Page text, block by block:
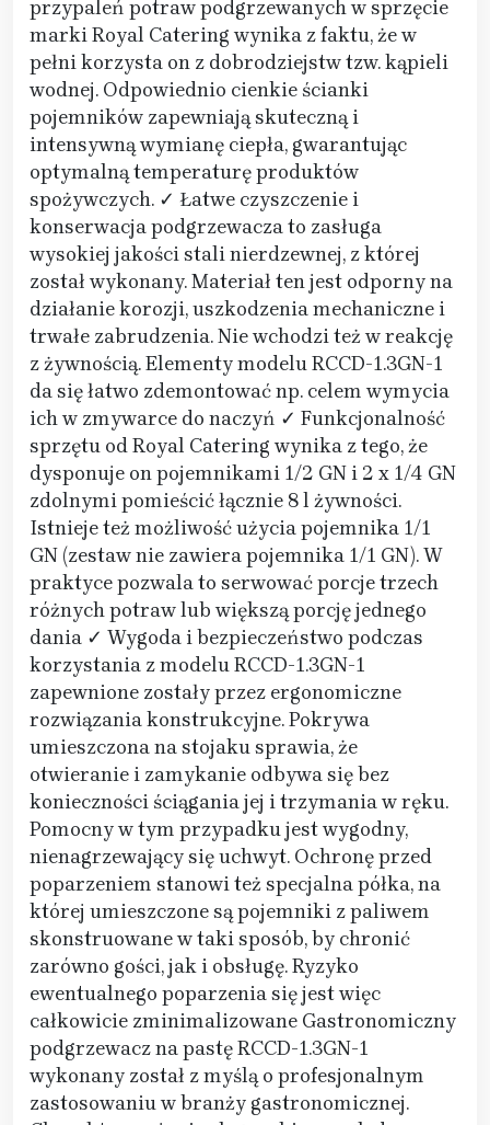
przypaleń potraw podgrzewanych w sprzęcie
marki Royal Catering wynika z faktu, że w
pełni korzysta on z dobrodziejstw tzw. kąpieli
wodnej. Odpowiednio cienkie ścianki
pojemników zapewniają skuteczną i
intensywną wymianę ciepła, gwarantując
optymalną temperaturę produktów
spożywczych. ✓ Łatwe czyszczenie i
konserwacja podgrzewacza to zasługa
wysokiej jakości stali nierdzewnej, z której
został wykonany. Materiał ten jest odporny na
działanie korozji, uszkodzenia mechaniczne i
trwałe zabrudzenia. Nie wchodzi też w reakcję
z żywnością. Elementy modelu RCCD-1.3GN-1
da się łatwo zdemontować np. celem wymycia
ich w zmywarce do naczyń ✓ Funkcjonalność
sprzętu od Royal Catering wynika z tego, że
dysponuje on pojemnikami 1/2 GN i 2 x 1/4 GN
zdolnymi pomieścić łącznie 8 l żywności.
Istnieje też możliwość użycia pojemnika 1/1
GN (zestaw nie zawiera pojemnika 1/1 GN). W
praktyce pozwala to serwować porcje trzech
różnych potraw lub większą porcję jednego
dania ✓ Wygoda i bezpieczeństwo podczas
korzystania z modelu RCCD-1.3GN-1
zapewnione zostały przez ergonomiczne
rozwiązania konstrukcyjne. Pokrywa
umieszczona na stojaku sprawia, że
otwieranie i zamykanie odbywa się bez
konieczności ściągania jej i trzymania w ręku.
Pomocny w tym przypadku jest wygodny,
nienagrzewający się uchwyt. Ochronę przed
poparzeniem stanowi też specjalna półka, na
której umieszczone są pojemniki z paliwem
skonstruowane w taki sposób, by chronić
zarówno gości, jak i obsługę. Ryzyko
ewentualnego poparzenia się jest więc
całkowicie zminimalizowane Gastronomiczny
podgrzewacz na pastę RCCD-1.3GN-1
wykonany został z myślą o profesjonalnym
zastosowaniu w branży gastronomicznej.